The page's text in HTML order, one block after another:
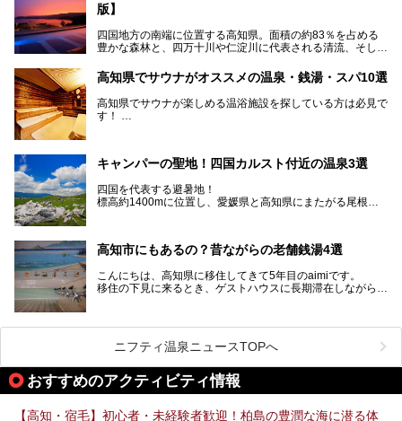
版】
四国地方の南端に位置する高知県。面積の約83％を占める
豊かな森林と、四万十川や仁淀川に代表される清流、そして
魅力がぎゅっと詰まった県です。
高知県はまた、カツオのたたきをはじめとする海産物や清流
で育つ川魚、大皿にごちそうがどっさり盛られた皿鉢料理、
柚子などの柑橘類、地酒といったグルメが充実していること
でも知られます。ここでは、温泉とあわせて自然の景観やグ
高知県でサウナがオススメの温泉・銭湯・スパ10選
高知県でサウナが楽しめる温浴施設を探している方は必見で
す！
ぜひこれを読んで高知のサウナ探しの参考してくださいね！
キャンパーの聖地！四国カルスト付近の温泉3選
四国を代表する避暑地！
標高約1400mに位置し、愛媛県と高知県にまたがる尾根沿
が見れる場所。
帰り温泉（お風呂）がありません。
中でもライターおすすめの３つの温泉をご紹介します。
などが問題なければ、温泉に入ってから向かうことをオスス
メします。
なぜなら最寄り温泉でも車で４０分、山を降りていかねばな
りませんからね…！！
もしくは、翌日キャンプ帰りに立ち寄るのもおすすめです。
それでは見ていきましょう。
高知市にもあるの？昔ながらの老舗銭湯4選
こんにちは、高知県に移住してきて5年目のaimiです。
移住の下見に来るとき、ゲストハウスに長期滞在しながら観
高知市というと、高知県の人口の半分が集まっているにぎや
かなイメージがある方も多いかと思いますが、昔ながらの老
舗銭湯がけっこうな数あるのですよ。
規模は小さいながら、元気に営業中なので観光がてら訪問し
てみてはいかがでしょう？
Kですよ♪
ニフティ温泉ニュースTOPへ
おすすめのアクティビティ情報
【高知・宿毛】初心者・未経験者歓迎！柏島の豊潤な海に潜る体